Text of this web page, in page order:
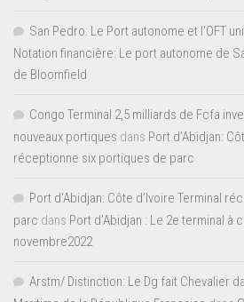
San Pedro: Le Port autonome et l’OFT
Notation financière: Le port autonome de
de Bloomfield
Congo Terminal 2,5 milliards de Fcfa
nouveaux portiques dans Port d’Abidjan:
réceptionne six portiques de parc
Port d'Abidjan: Côte d’Ivoire Terminal
parc dans Port d’Abidjan : Le 2e terminal
novembre2022
Arstm/ Distinction: Le Dg fait Chevalier